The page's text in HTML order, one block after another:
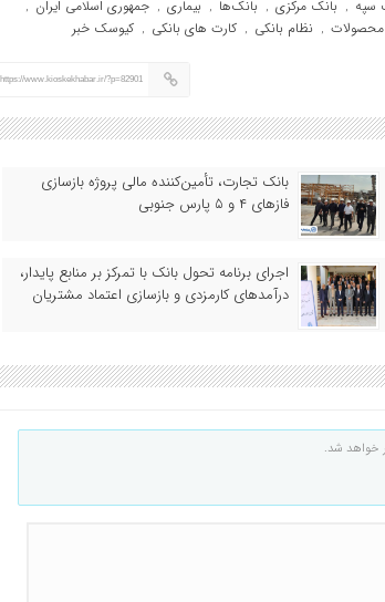
سپه , بانک مرکزی , بانک‌ها , بیماری , جمهوری اسلامی ایران ,
محصولات , نظام بانکی , کارت های بانکی , کیوسک خبر
https://www.kioskekhabar.ir/?p=82901
بانک تجارت، تأمین‌کننده مالی پروژه بازسازی
فازهای ۴ و ۵ پارس جنوبی
اجرای برنامه تحول بانک با تمرکز بر منابع پایدار،
درآمدهای کارمزدی و بازسازی اعتماد مشتریان
خواهد شد.